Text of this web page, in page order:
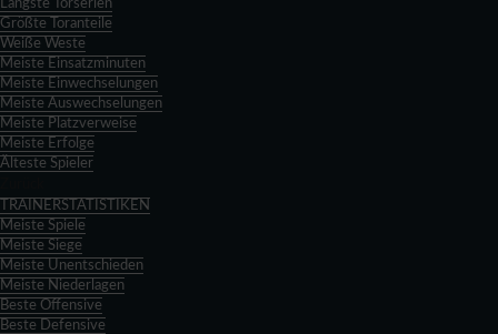
Längste Torserien
Größte Toranteile
Weiße Weste
Meiste Einsatzminuten
Meiste Einwechselungen
Meiste Auswechselungen
Meiste Platzverweise
Meiste Erfolge
Älteste Spieler
TRAINERSTATISTIKEN
Meiste Spiele
Meiste Siege
Meiste Unentschieden
Meiste Niederlagen
Beste Offensive
Beste Defensive